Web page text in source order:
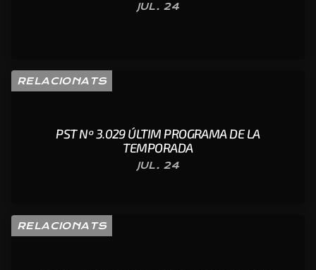
JUL. 24
RELACIONATS
PST Nº 3.029 ÚLTIM PROGRAMA DE LA
TEMPORADA
JUL. 24
RELACIONATS